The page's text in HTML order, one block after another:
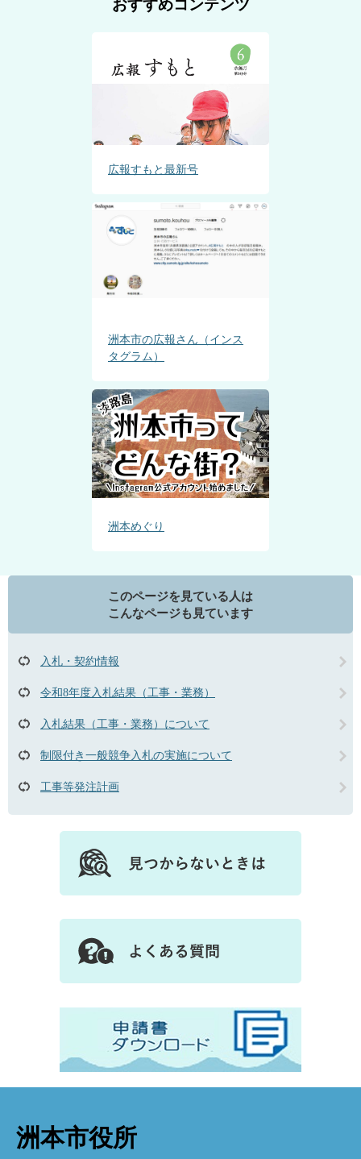
おすすめコンテンツ
広報すもと最新号
洲本市の広報さん（インス
タグラム）
洲本めぐり
このページを見ている人は
こんなページも見ています
入札・契約情報
令和8年度入札結果（工事・業務）
入札結果（工事・業務）について
制限付き一般競争入札の実施について
工事等発注計画
洲本市役所